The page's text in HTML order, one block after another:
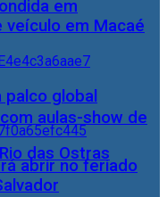
aulas-show de
das Ostras
em
em Macaé
palco global
abrir no feriado